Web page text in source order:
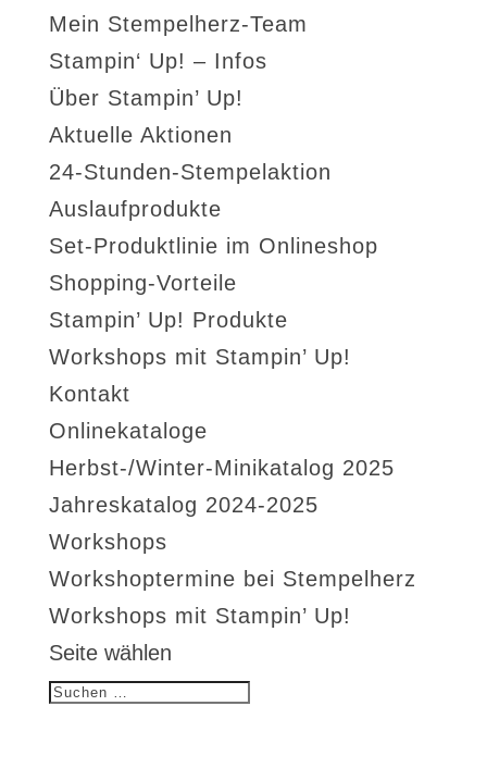
Mein Stempelherz-Team
Stampin‘ Up! – Infos
Über Stampin’ Up!
Aktuelle Aktionen
24-Stunden-Stempelaktion
Auslaufprodukte
Set-Produktlinie im Onlineshop
Shopping-Vorteile
Stampin’ Up! Produkte
Workshops mit Stampin’ Up!
Kontakt
Onlinekataloge
Herbst-/Winter-Minikatalog 2025
Jahreskatalog 2024-2025
Workshops
Workshoptermine bei Stempelherz
Workshops mit Stampin’ Up!
Seite wählen